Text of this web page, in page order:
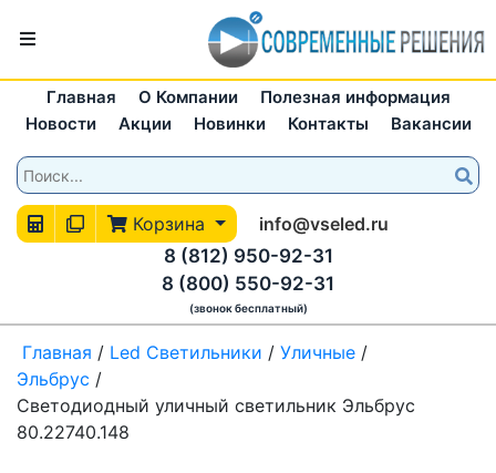
Главная О Компании
Полезная информация
Новости
Акции Новинки Контакты Вакансии
Корзина
info@vseled.ru
8 (812) 950-92-31
8 (800) 550-92-31
(звонок бесплатный)
Главная / Led Светильники / Уличные /
Эльбрус /
Светодиодный уличный светильник Эльбрус
80.22740.148